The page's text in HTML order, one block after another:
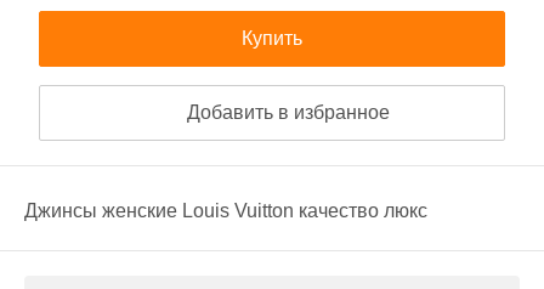
Купить
Добавить в избранное
Джинсы женские Louis Vuitton качество люкс